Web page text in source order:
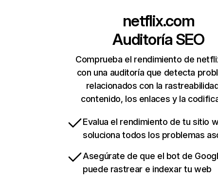
netflix.com
Auditoría SEO
Comprueba el rendimiento de
con una auditoría que detecta
relacionados con la
contenido, los enlaces y la
Evalua el rendimiento de tu sitio
soluciona todos los problemas
Asegúrate de que el bot de
puede rastrear e indexar tu web